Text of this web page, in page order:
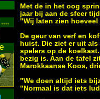
Met de in het oog
jaar bij aan de sfeer
"Wij laten zien
De geur van verf en
huist. Die ziet er uit
spelers op de
bezig is. Aan de tafel
Marokkaanse Koos,
"We doen altijd iets
"Normaal is dat iets